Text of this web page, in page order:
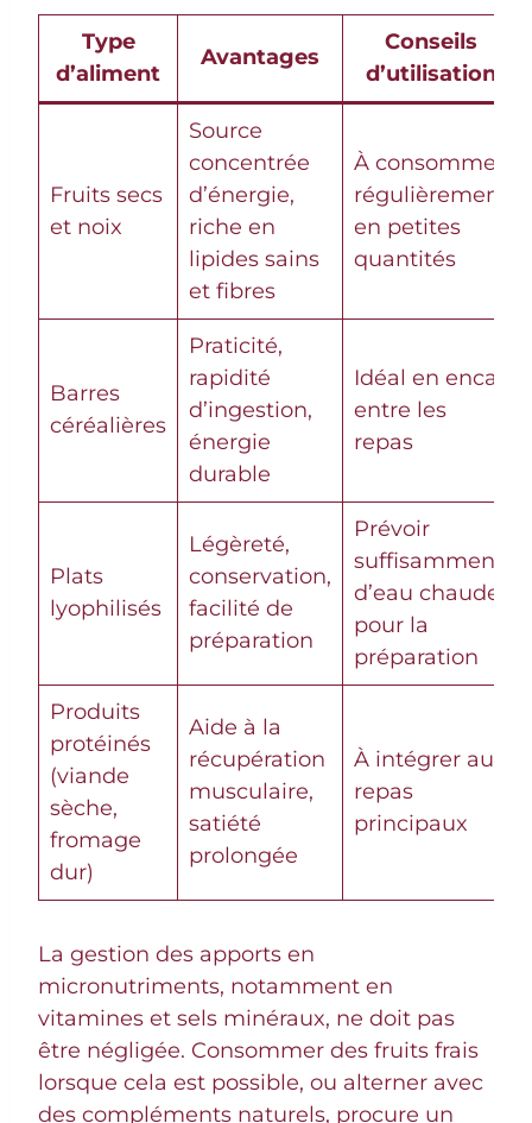
Type
d’aliment
Avantages
Conseils
d’utilisation
Fruits secs
et noix
Source
concentrée
d’énergie,
riche en
lipides sains
et fibres
À consommer
régulièrement
en petites
quantités
Barres
céréalières
Praticité,
rapidité
d’ingestion,
énergie
durable
Idéal en encas
entre les
repas
Plats
lyophilisés
Légèreté,
conservation,
facilité de
préparation
Prévoir
suffisamment
d’eau chaude
pour la
préparation
Produits
protéinés
(viande
sèche,
fromage
dur)
Aide à la
récupération
musculaire,
satiété
prolongée
À intégrer aux
repas
principaux
La gestion des apports en
micronutriments, notamment en
vitamines et sels minéraux, ne doit pas
être négligée. Consommer des fruits frais
lorsque cela est possible, ou alterner avec
des compléments naturels, procure un